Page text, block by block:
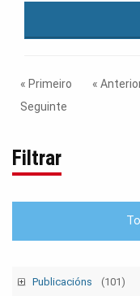
« Primeiro «
Seguinte
Filtrar
Publicacións (101)